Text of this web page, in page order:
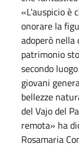
«L'auspicio è
onorare la
adoperò nella
patrimonio
secondo
giovani
bellezze
del Vajo del
remota» ha
Rosamaria